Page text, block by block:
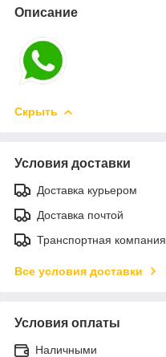
Описание
Скрыть
Условия доставки
Доставка курьером
Доставка почтой
Транспортная компания
Все условия доставки
Условия оплаты
Наличными